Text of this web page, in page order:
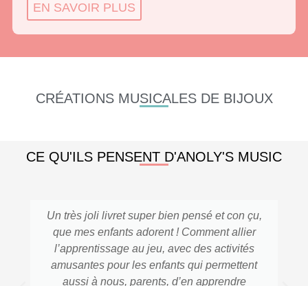
EN SAVOIR PLUS
CRÉATIONS MUSICALES DE BIJOUX
CE QU'ILS PENSENT D'ANOLY'S MUSIC
Un très joli livret super bien pensé et con çu,
que mes enfants adorent ! Comment allier
l’apprentissage au jeu, avec des activités
amusantes pour les enfants qui permettent
aussi à nous, parents, d’en apprendre